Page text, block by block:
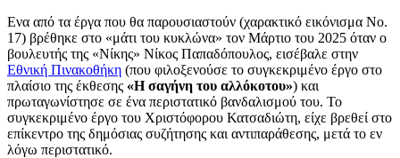
Ενα από τα έργα που θα παρουσιαστούν (χαρακτικό εικόνισμα Νο.
17) βρέθηκε στo «μάτι του κυκλώνα» τον Μάρτιο του 2025 όταν ο
βουλευτής της «Νίκης» Νίκος Παπαδόπουλος, εισέβαλε στην
Εθνική Πινακοθήκη (που φιλοξενούσε το συγκεκριμένο έργο στο
πλαίσιο της έκθεσης «Η σαγήνη του αλλόκοτου») και
πρωταγωνίστησε σε ένα περιστατικό βανδαλισμού του. Το
συγκεκριμένο έργο του Χριστόφορου Κατσαδιώτη, είχε βρεθεί στο
επίκεντρο της δημόσιας συζήτησης και αντιπαράθεσης, μετά το εν
λόγω περιστατικό.